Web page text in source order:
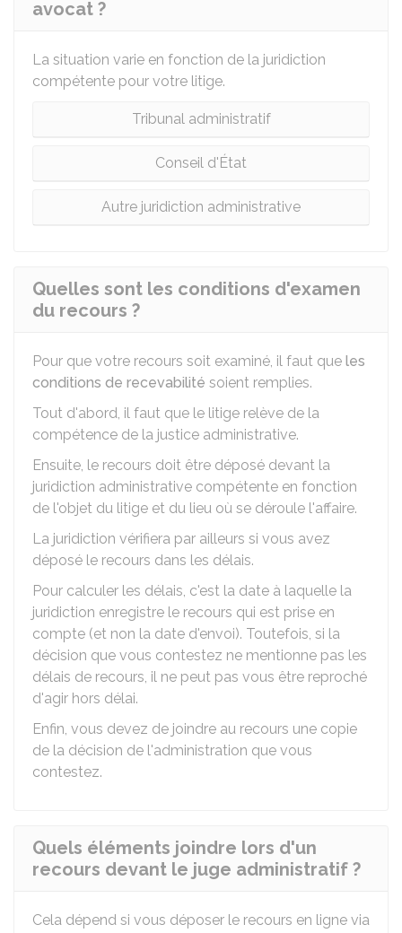
avocat ?
La situation varie en fonction de la juridiction
compétente pour votre litige.
Tribunal administratif
Conseil d'État
Autre juridiction administrative
Quelles sont les conditions d'examen
du recours ?
Pour que votre recours soit examiné, il faut que les
conditions de recevabilité soient remplies.
Tout d'abord, il faut que le litige relève de la
compétence de la justice administrative.
Ensuite, le recours doit être déposé devant la
juridiction administrative compétente en fonction
de l'objet du litige et du lieu où se déroule l'affaire.
La juridiction vérifiera par ailleurs si vous avez
déposé le recours dans les délais.
Pour calculer les délais, c'est la date à laquelle la
juridiction enregistre le recours qui est prise en
compte (et non la date d'envoi). Toutefois, si la
décision que vous contestez ne mentionne pas les
délais de recours, il ne peut pas vous être reproché
d'agir hors délai.
Enfin, vous devez de joindre au recours une copie
de la décision de l'administration que vous
contestez.
Quels éléments joindre lors d'un
recours devant le juge administratif ?
Cela dépend si vous déposer le recours en ligne via